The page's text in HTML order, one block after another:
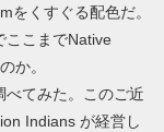
をくすぐる配色だ。
ここまでNative
か。
べてみた。このご近
Indians が経営し